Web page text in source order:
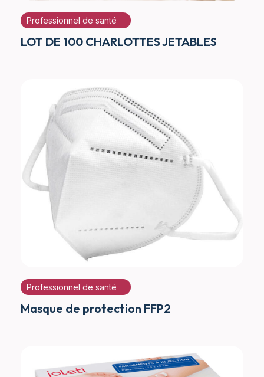
Professionnel de santé
LOT DE 100 CHARLOTTES JETABLES
Professionnel de santé
Masque de protection FFP2